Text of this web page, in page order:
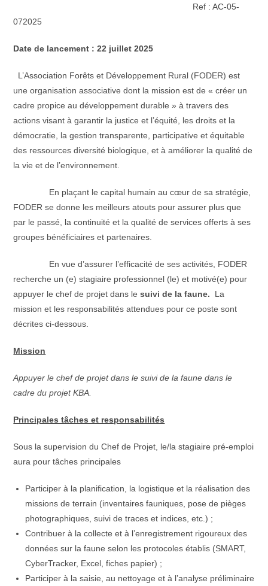
Ref : AC-05-
072025
Date de lancement : 22 juillet 2025
L’Association Forêts et Développement Rural (FODER) est
une organisation associative dont la mission est de « créer un
cadre propice au développement durable » à travers des
actions visant à garantir la justice et l’équité, les droits et la
démocratie, la gestion transparente, participative et équitable
des ressources diversité biologique, et à améliorer la qualité de
la vie et de l’environnement.
En plaçant le capital humain au cœur de sa stratégie,
FODER se donne les meilleurs atouts pour assurer plus que
par le passé, la continuité et la qualité de services offerts à ses
groupes bénéficiaires et partenaires.
En vue d’assurer l’efficacité de ses activités, FODER
recherche un (e) stagiaire professionnel (le) et motivé(e) pour
appuyer le chef de projet dans le suivi de la faune. La
mission et les responsabilités attendues pour ce poste sont
décrites ci-dessous.
Mission
Appuyer le chef de projet dans le suivi de la faune dans le
cadre du projet KBA.
Principales tâches et responsabilités
Sous la supervision du Chef de Projet, le/la stagiaire pré-emploi
aura pour tâches principales
Participer à la planification, la logistique et la réalisation des
missions de terrain (inventaires fauniques, pose de pièges
photographiques, suivi de traces et indices, etc.) ;
Contribuer à la collecte et à l’enregistrement rigoureux des
données sur la faune selon les protocoles établis (SMART,
CyberTracker, Excel, fiches papier) ;
Participer à la saisie, au nettoyage et à l’analyse préliminaire